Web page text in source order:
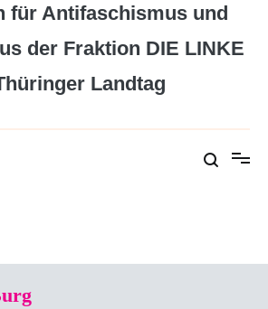
für Antifaschismus und
der Fraktion DIE LINKE
Landtag